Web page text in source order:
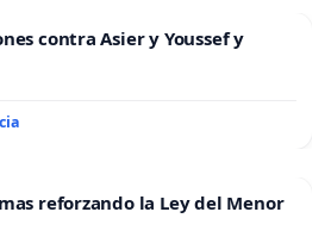
contra Asier y Youssef y
reforzando la Ley del Menor